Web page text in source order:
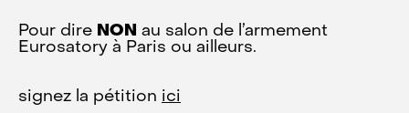
Pour dire NON au salon de l’armement
Eurosatory à Paris ou ailleurs.
signez la pétition ici